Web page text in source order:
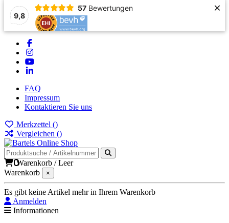
9,8
57 Bewertungen ×
FAQ
Impressum
Kontaktieren Sie uns
Merkzettel ()
Vergleichen ()
0Warenkorb /Leer
Warenkorb
×
Es gibt keine Artikel mehr in Ihrem Warenkorb
Anmelden
Informationen